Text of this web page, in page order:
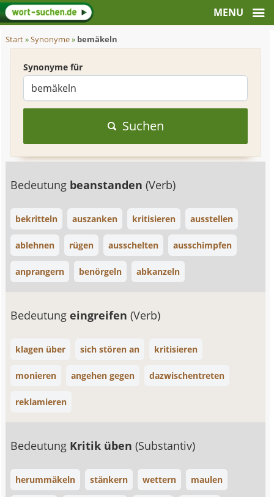
Start»Synonyme» bemäkeln
Synonyme für
Suchen
Bedeutung beanstanden(Verb)
bekritteln auszanken kritisieren ausstellen
ablehnen rügen ausschelten ausschimpfen
anprangern benörgeln abkanzeln
Bedeutungeingreifen(Verb)
klagen über sich stören an kritisieren
monieren angehen gegen dazwischentreten
reklamieren
Bedeutung Kritik üben(Substantiv)
herummäkeln stänkern wettern maulen